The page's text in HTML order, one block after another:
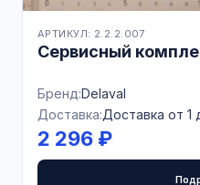
АРТИКУЛ: 2.2.2.007
Сервисный
Бренд:Delaval
Доставка:Доставка от 1
2 296 ₽